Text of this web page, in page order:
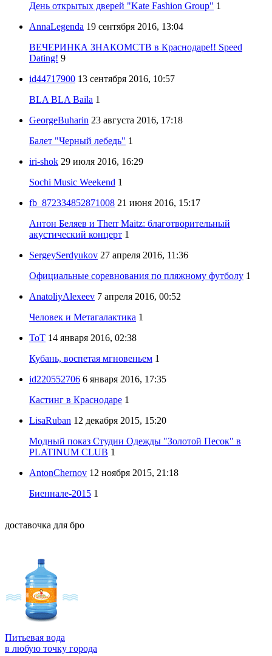
День открытых дверей "Kate Fashion Group" 1
AnnaLegenda 19 сентября 2016, 13:04
ВЕЧЕРИНКА ЗНАКОМСТВ в Краснодаре!! Speed
Dating! 9
id44717900 13 сентября 2016, 10:57
BLA BLA Baila 1
GeorgeBuharin 23 августа 2016, 17:18
Балет "Черный лебедь" 1
iri-shok 29 июля 2016, 16:29
Sochi Music Weekend 1
fb_872334852871008 21 июня 2016, 15:17
Антон Беляев и Therr Maitz: благотворительный
акустический концерт 1
SergeySerdyukov 27 апреля 2016, 11:36
Официальные соревнования по пляжному футболу 1
AnatoliyAlexeev 7 апреля 2016, 00:52
Человек и Метагалактика 1
ToT 14 января 2016, 02:38
Кубань, воспетая мгновеньем 1
id220552706 6 января 2016, 17:35
Кастинг в Краснодаре 1
LisaRuban 12 декабря 2015, 15:20
Модный показ Студии Одежды "Золотой Песок" в
PLATINUM CLUB 1
AntonChernov 12 ноября 2015, 21:18
Биеннале-2015 1
доставочка для бро
Питьевая вода
в любую точку города